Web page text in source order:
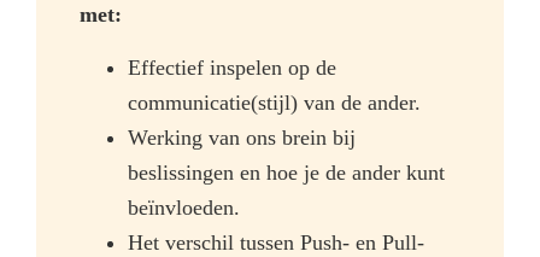
met:
Effectief inspelen op de
communicatie(stijl) van de ander.
Werking van ons brein bij
beslissingen en hoe je de ander kunt
beïnvloeden.
Het verschil tussen Push- en Pull-